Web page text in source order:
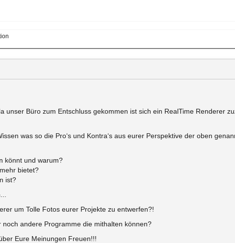
unser Büro zum Entschluss gekommen ist sich ein RealTime Renderer
was so die Pro‘s und Kontra‘s aus eurer Perspektive der oben
könnt und warum?
bietet?
ist?
um Tolle Fotos eurer Projekte zu entwerfen?!
andere Programme die mithalten können?
Eure Meinungen Freuen!!!